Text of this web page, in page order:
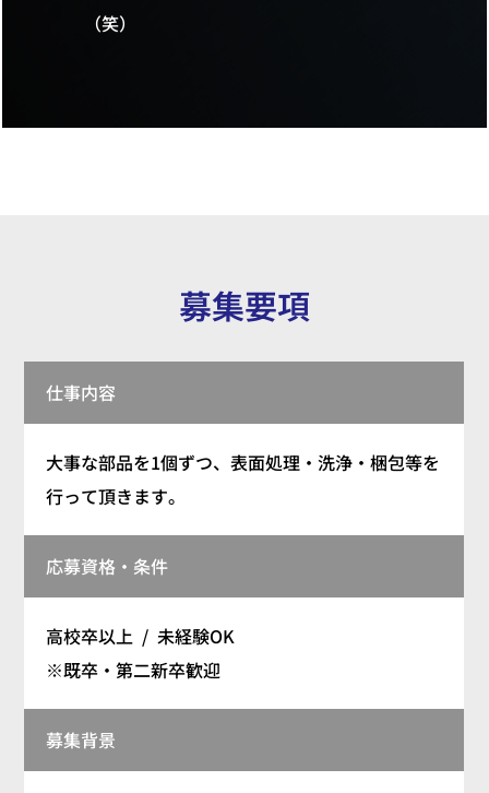
（笑）
募集要項
仕事内容
大事な部品を1個ずつ、表面処理・洗浄・梱包等を
行って頂きます。
応募資格・条件
高校卒以上 / 未経験OK
※既卒・第二新卒歓迎
募集背景